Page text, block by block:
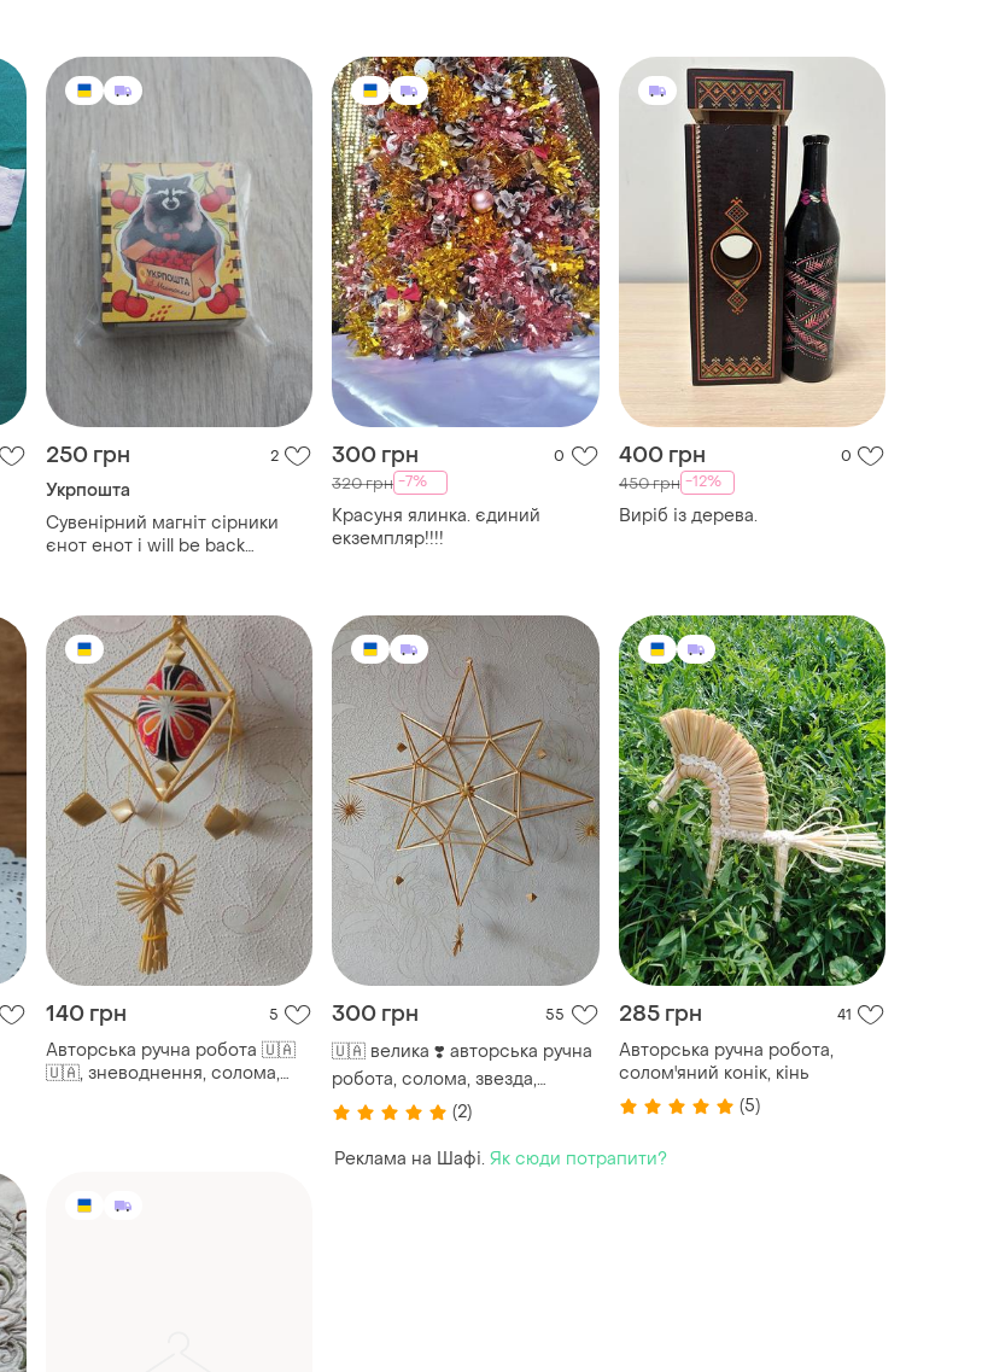
250 грн 2
Укрпошта
Сувенірний магніт сірники
єнот енот i will be back
300 грн 0
320 грн -7%
Красуня ялинка. єдиний
екземпляр!!!!
400 грн 0
450 грн -12%
Виріб із дерева.
140 грн 5
Авторська ручна робота 🇺🇦
🇺🇦, зневоднення, солома,
300 грн 55
🇺🇦 велика ❣️ авторська ручна
робота, солома, звезда,
солом'яна зірка,
(2)
285 грн 41
Авторська ручна робота,
солом'яний конік, кінь
(5)
Реклама на Шафі. Як сюди потрапити?